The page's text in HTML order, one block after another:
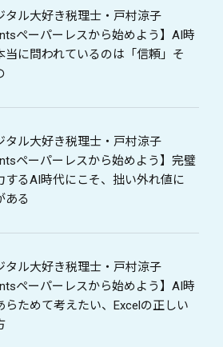
タル大好き税理士・戸村涼子
ペーパーレスから始めよう】AI時
当に問われているのは「信頼」そ
タル大好き税理士・戸村涼子
ペーパーレスから始めよう】完璧
するAI時代にこそ、拙い外れ値に
ある
タル大好き税理士・戸村涼子
ペーパーレスから始めよう】AI時
らためて考えたい、Excelの正しい